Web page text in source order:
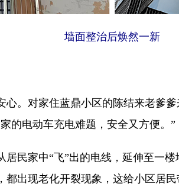
墙面整治后焕然一新
对家住蓝鼎小区的陈结来老爹爹
的电动车充电难题，安全又方便。”
家中“飞”出的电线，延伸至一楼
出现老化开裂现象，这给小区居民